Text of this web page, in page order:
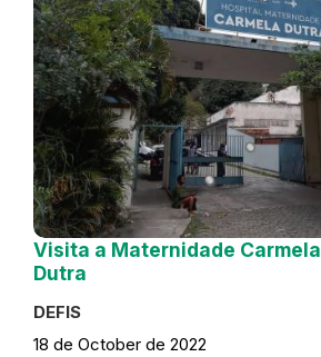
Visita a Maternidade Carmela
Dutra
DEFIS
18 de October de 2022